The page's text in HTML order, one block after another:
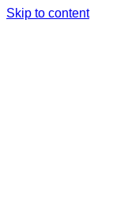
Skip to content